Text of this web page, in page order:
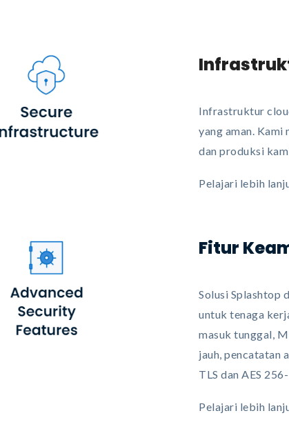
Infrastruktur
yang aman.
dan produksi
Pelajari lebih
Fitur
Solusi Splashtop
untuk tenaga
masuk tunggal,
jauh, pencatatan
TLS dan AES
Pelajari lebih